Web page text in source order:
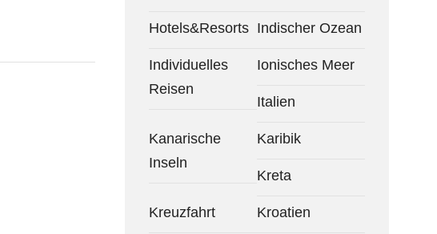
Hotels&Resorts Indischer Ozean
Individuelles
Reisen
Ionisches Meer
Italien
Kanarische
Inseln
Karibik
Kreta
Kreuzfahrt Kroatien